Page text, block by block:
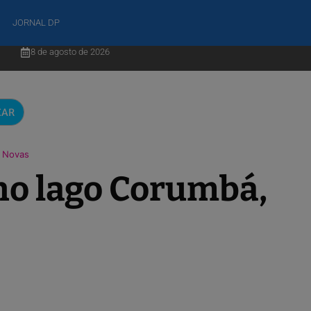
JORNAL DP
8 de agosto de 2026
lago Corumbá,